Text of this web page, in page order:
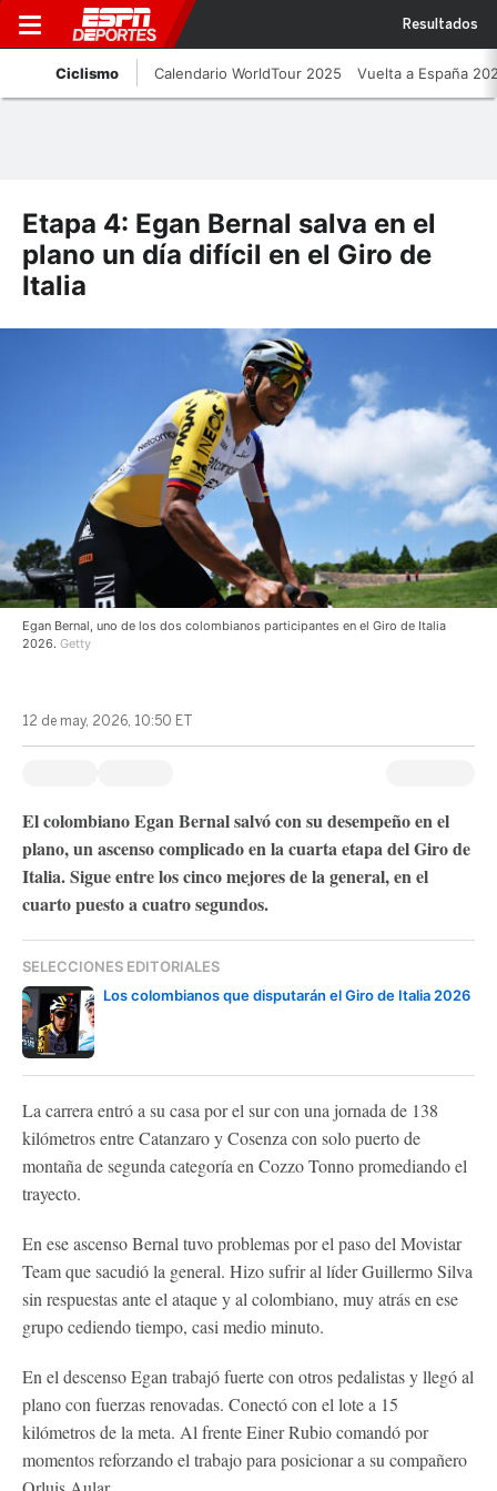
Resultados
Ciclismo Calendario WorldTour 2025 Vuelta a España
Etapa 4: Egan Bernal salva en el
plano un día difícil en el Giro de
Italia
Egan Bernal, uno de los dos colombianos participantes en el Giro de Italia
2026. Getty
12 de may, 2026, 10:50 ET
El colombiano Egan Bernal salvó con su desempeño en el
plano, un ascenso complicado en la cuarta etapa del Giro de
Italia. Sigue entre los cinco mejores de la general, en el
cuarto puesto a cuatro segundos.
SELECCIONES EDITORIALES
Los colombianos que disputarán el Giro de Italia 2026
La carrera entró a su casa por el sur con una jornada de 138
kilómetros entre Catanzaro y Cosenza con solo puerto de
montaña de segunda categoría en Cozzo Tonno promediando el
trayecto.
En ese ascenso Bernal tuvo problemas por el paso del Movistar
Team que sacudió la general. Hizo sufrir al líder Guillermo Silva
sin respuestas ante el ataque y al colombiano, muy atrás en ese
grupo cediendo tiempo, casi medio minuto.
En el descenso Egan trabajó fuerte con otros pedalistas y llegó al
plano con fuerzas renovadas. Conectó con el lote a 15
kilómetros de la meta. Al frente Einer Rubio comandó por
momentos reforzando el trabajo para posicionar a su compañero